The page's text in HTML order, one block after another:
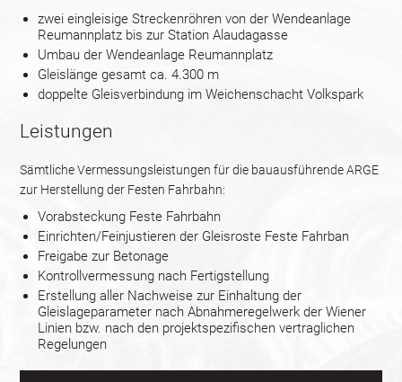
zwei eingleisige Streckenröhren von der Wendeanlage
Reumannplatz bis zur Station Alaudagasse
Umbau der Wendeanlage Reumannplatz
Gleislänge gesamt ca. 4.300 m
doppelte Gleisverbindung im Weichenschacht Volkspark
Leistungen
Sämtliche Vermessungsleistungen für die bauausführende ARGE
zur Herstellung der Festen Fahrbahn:
Vorabsteckung Feste Fahrbahn
Einrichten/Feinjustieren der Gleisroste Feste Fahrban
Freigabe zur Betonage
Kontrollvermessung nach Fertigstellung
Erstellung aller Nachweise zur Einhaltung der
Gleislageparameter nach Abnahmeregelwerk der Wiener
Linien bzw. nach den projektspezifischen vertraglichen
Regelungen